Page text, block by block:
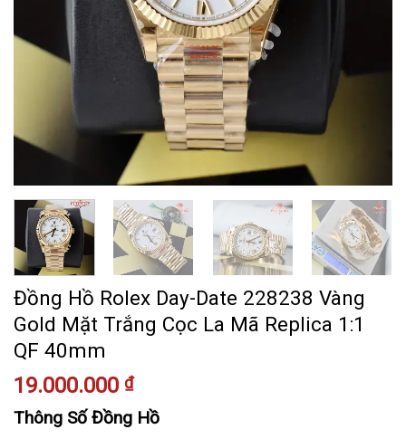
Đồng Hồ Rolex Day-Date 228238 Vàng
Gold Mặt Trắng Cọc La Mã Replica 1:1
QF 40mm
19.000.000 ₫
Thông Số Đồng Hồ